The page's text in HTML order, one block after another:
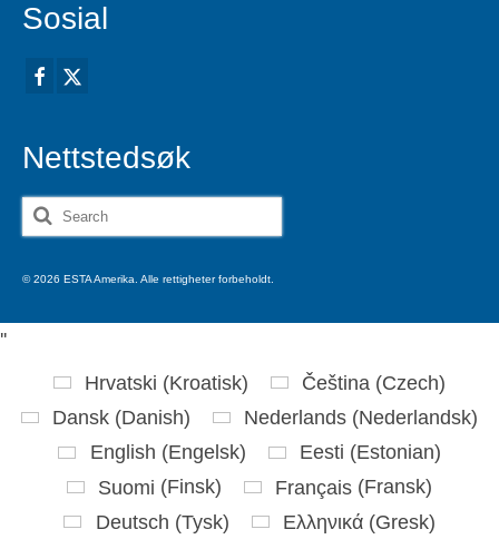
Sosial
Nettstedsøk
Search
for:
© 2026 ESTA Amerika. Alle rettigheter forbeholdt.
''
Hrvatski (Kroatisk) Čeština (Czech)
Dansk (Danish) Nederlands (Nederlandsk)
English (Engelsk) Eesti (Estonian)
Suomi (Finsk) Français (Fransk)
Deutsch (Tysk) Ελληνικά(Gresk)